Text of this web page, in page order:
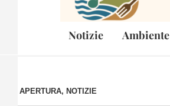
Notizie Ambiente
APERTURA, NOTIZIE